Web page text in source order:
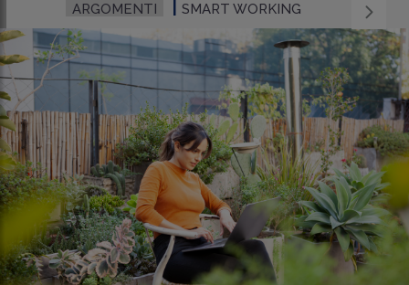
ARGOMENTI SMART WORKING